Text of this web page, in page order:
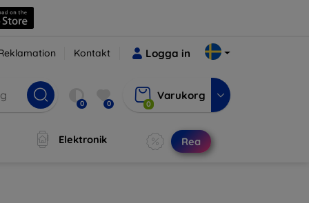
Kontakt Logga in
0 0 0
Varukorg
Elektronik Rea